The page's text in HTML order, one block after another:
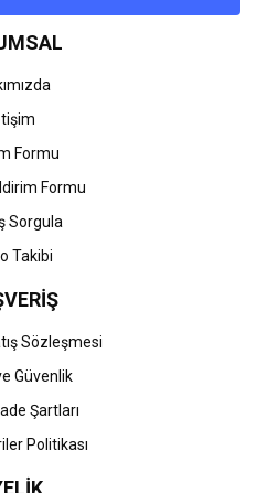
pahalı.
Formu
Formu
Sorgula
Takibi
Sözleşmesi
Güvenlik
Şartları
Politikası